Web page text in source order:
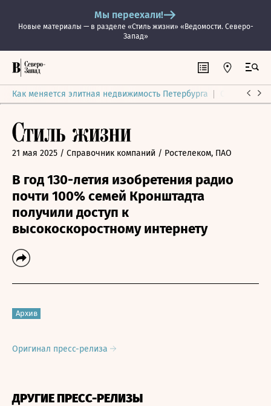
Мы переехали!
Новые материалы — в разделе «Стиль жизни» «Ведомости. Северо-
Запад»
Как меняется элитная недвижимость Петербурга Ситуация
21 мая 2025 / Справочник компаний / Ростелеком, ПАО
В год 130-летия изобретения радио
почти 100% семей Кронштадта
получили доступ к
высокоскоростному интернету
Архив
Оригинал пресс-релиза
ДРУГИЕ ПРЕСС-РЕЛИЗЫ